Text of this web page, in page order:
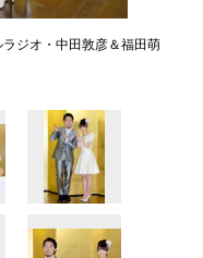
ラジオ・中田敦彦＆福田萌